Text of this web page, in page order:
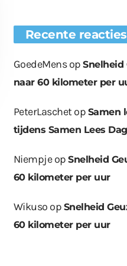
bomen
op
Wat er
ook uit
Recente reacties
GoedeMensopSnelheid
naar 60 kilometer per
PeterLaschetop Samen
tijdens Samen Lees Dag
NiempjeopSnelheid
60 kilometer per uur
Wikuso op Snelheid
60 kilometer per uur